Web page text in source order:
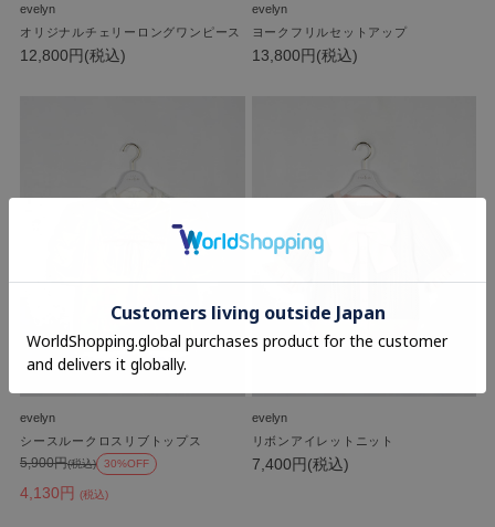
evelyn
オリジナルチェリーロングワンピース
12,800円(税込)
evelyn
ヨークフリルセットアップ
13,800円(税込)
evelyn
シースルークロスリブトップス
4,130円 (税込)
5,900円(税込) 30%OFF
evelyn
リボンアイレットニット
7,400円(税込)